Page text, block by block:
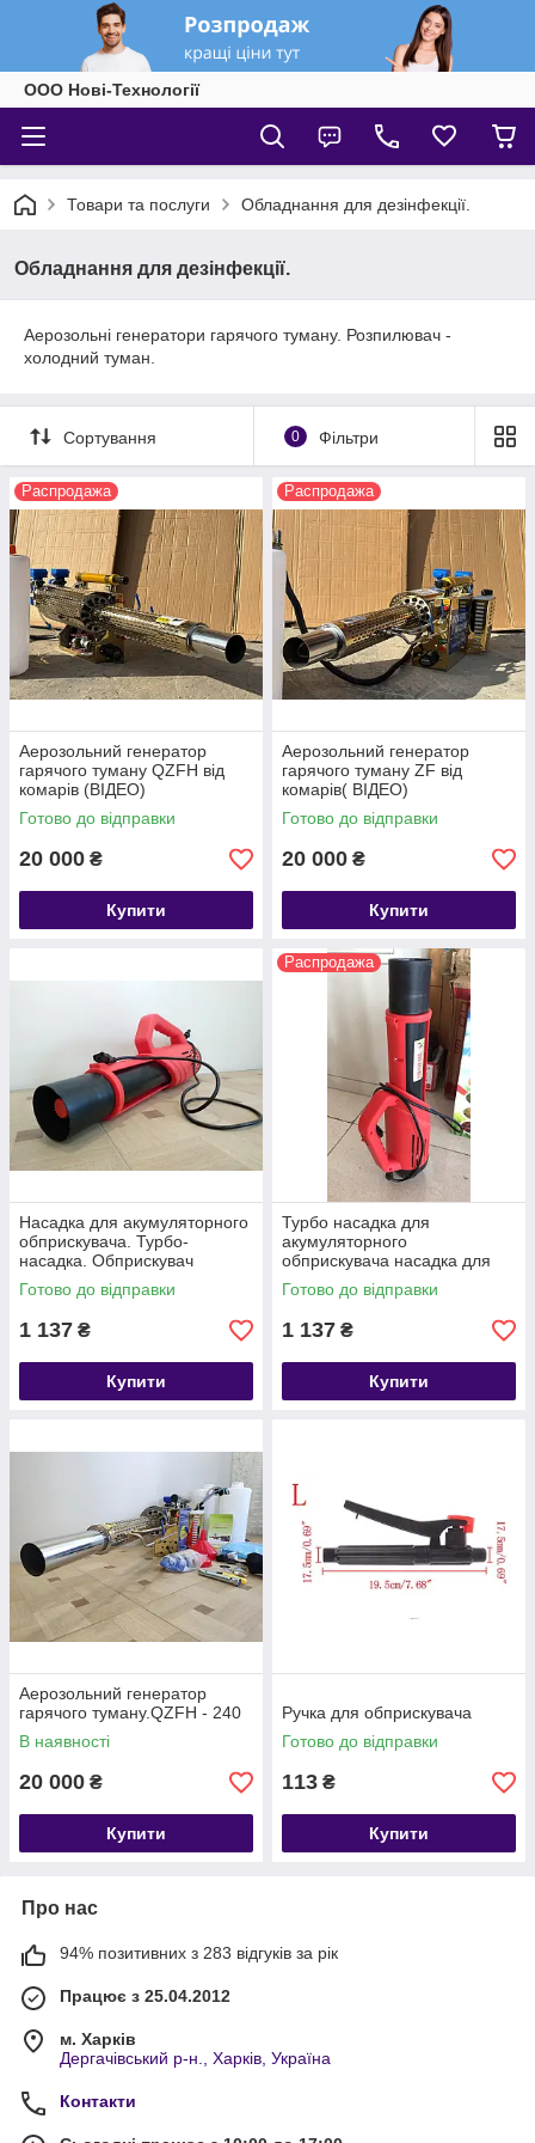
ООО Нові-Технології
Товари та послуги Обладнання для дезінфекції.
Обладнання для дезінфекції.
Аерозольні генератори гарячого туману. Розпилювач -
холодний туман.
Сортування 0 Фільтри
Распродажа
Аерозольний генератор
гарячого туману QZFH від
комарів (ВІДЕО)
Готово до відправки
20 000 ₴
Купити
Распродажа
Аерозольний генератор
гарячого туману ZF від
комарів( ВІДЕО)
Готово до відправки
20 000 ₴
Купити
Насадка для акумуляторного
обприскувача. Турбо-
насадка. Обприскувач
акумуляторний.
Готово до відправки
1 137 ₴
Купити
Распродажа
Турбо насадка для
акумуляторного
обприскувача насадка для
оприскувача
Готово до відправки
1 137 ₴
Купити
Аерозольний генератор
гарячого туману.QZFH - 240
В наявності
20 000 ₴
Купити
Ручка для обприскувача
Готово до відправки
113 ₴
Купити
Про нас
94% позитивних з 283 відгуків за рік
Працює з 25.04.2012
м. Харків
Дергачівський р-н., Харків, Україна
Контакти